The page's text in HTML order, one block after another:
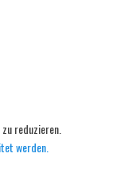
reduzieren.
werden.